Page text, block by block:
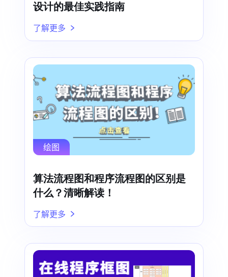
设计的最佳实践指南
了解更多
绘图
算法流程图和程序流程图的区别是
什么？清晰解读！
了解更多